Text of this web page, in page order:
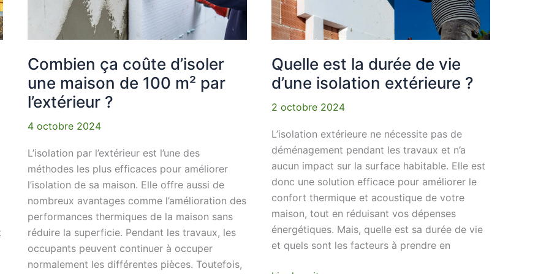
Combien ça coûte d’isoler
une maison de 100 m² par
l’extérieur ?
4 octobre 2024
L’isolation par l’extérieur est l’une des
méthodes les plus efficaces pour améliorer
l’isolation de sa maison. Elle offre aussi de
nombreux avantages comme l’amélioration des
performances thermiques de la maison sans
réduire la superficie. Pendant les travaux, les
occupants peuvent continuer à occuper
normalement les différentes pièces. Toutefois,
100
m²
l’extérieur
?
Quelle est la durée de vie
d’une isolation extérieure ?
2 octobre 2024
L’isolation extérieure ne nécessite pas de
déménagement pendant les travaux et n’a
aucun impact sur la surface habitable. Elle est
donc une solution efficace pour améliorer le
confort thermique et acoustique de votre
maison, tout en réduisant vos dépenses
énergétiques. Mais, quelle est sa durée de vie
et quels sont les facteurs à prendre en
vie
d’une
isolation
extérieure